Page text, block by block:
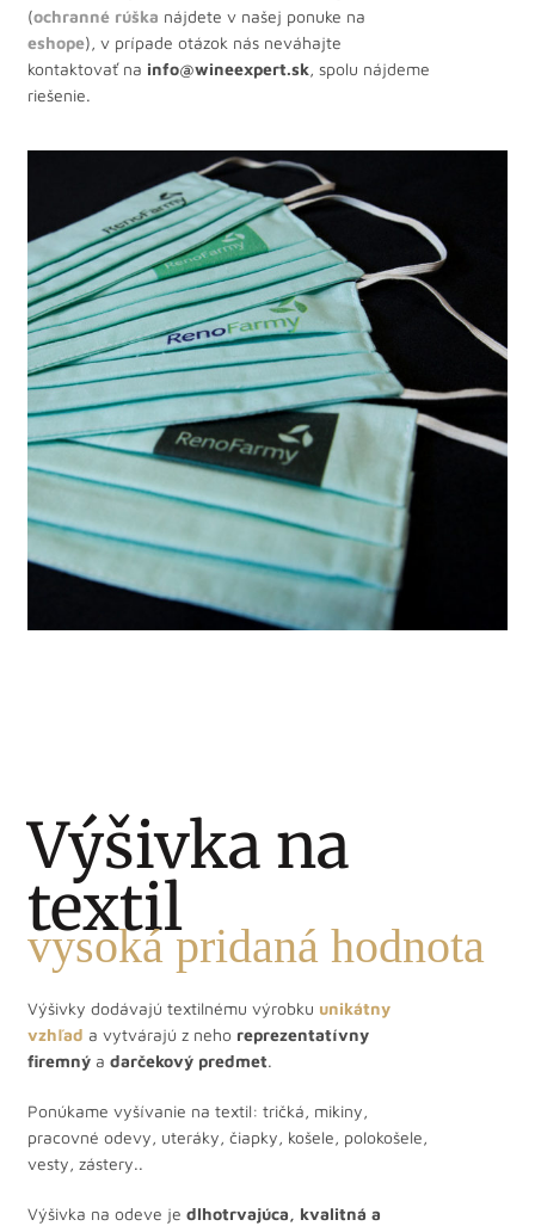
(ochranné rúška nájdete v našej ponuke na
eshope), v prípade otázok nás neváhajte
kontaktovať na info@wineexpert.sk, spolu nájdeme
riešenie.
Výšivka na
textil
vysoká pridaná hodnota
Výšivky dodávajú textilnému výrobku unikátny
vzhľad a vytvárajú z neho reprezentatívny
firemný a darčekový predmet.
Ponúkame vyšívanie na textil: tričká, mikiny,
pracovné odevy, uteráky, čiapky, košele, polokošele,
vesty, zástery..
Výšivka na odeve je dlhotrvajúca, kvalitná a